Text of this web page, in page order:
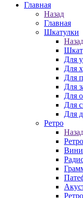
Главная
Назад
Главная
Шкатулки
Для
Для
Для
Для
Для
Для
Для
Ретро
Ретро